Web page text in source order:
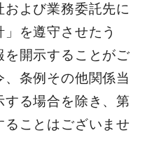
よび業務委託先に
を遵守させたう
を開示することがご
条例その他関係当
する場合を除き、第
ことはございませ